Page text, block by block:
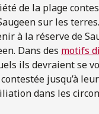
de la plage
sur les
à la réserve de
Dans des motifs
ils devraient se
jusqu’à
dans les